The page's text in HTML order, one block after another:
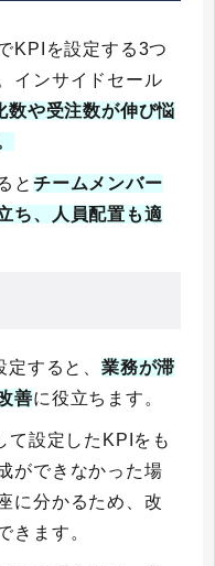
KPIを設定する3つ
インサイドセール
数や受注数が伸び悩
とチームメンバー
ち、人員配置も適
すると、 業務が滞
善に役立ちます。
て設定したKPIをも
ができなかった場
に分かるため、改
きます。